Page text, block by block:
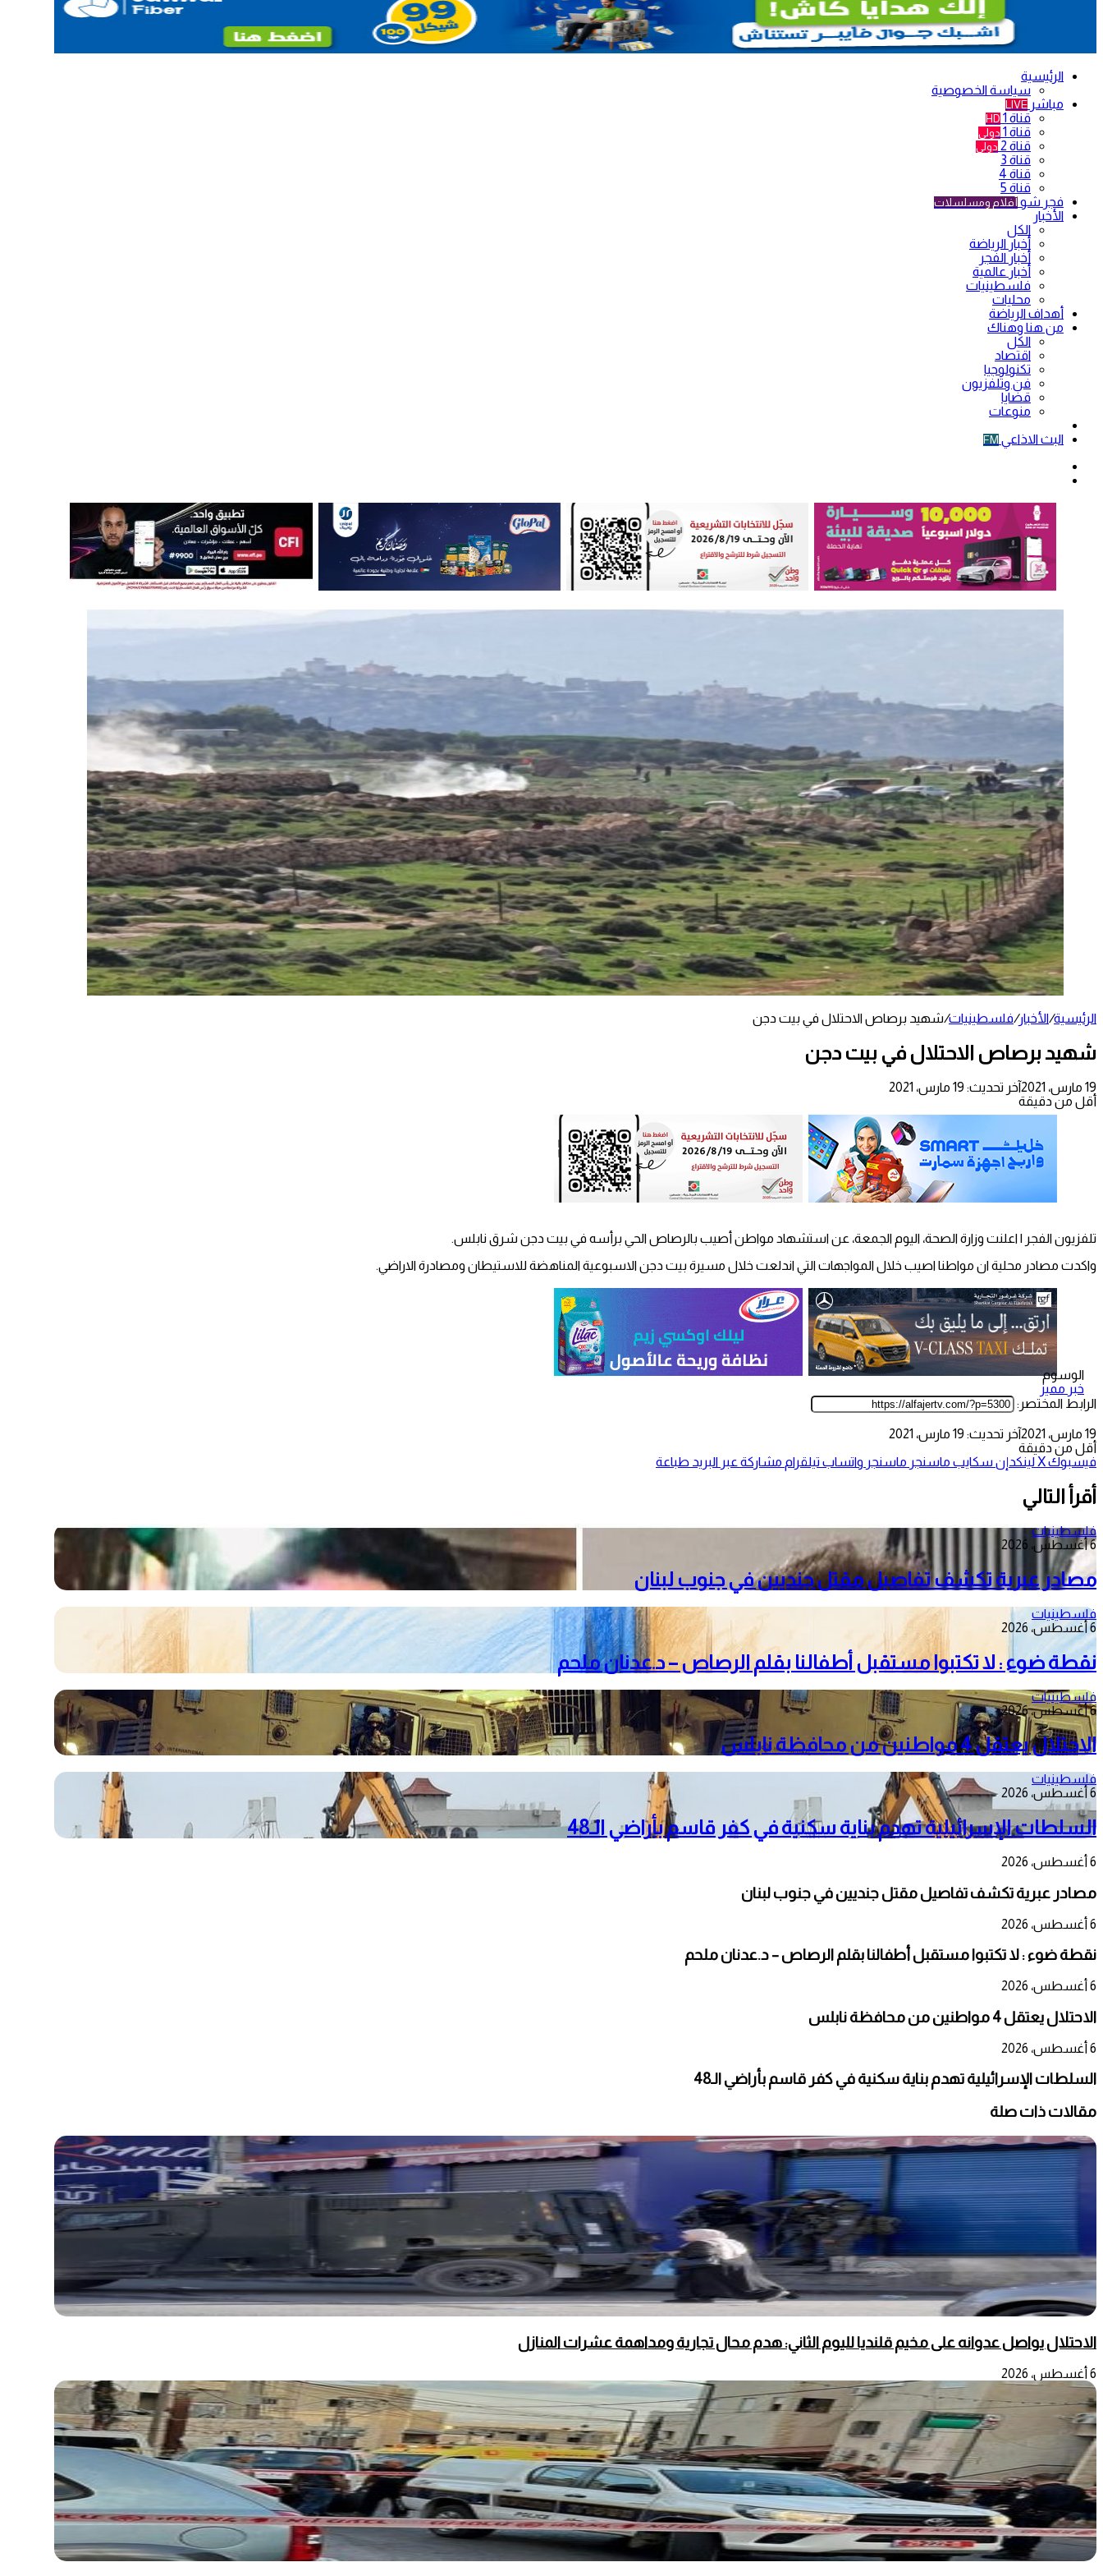
الرئيسية
سياسة الخصوصية
مباشر LIVE
قناة 1 HD
قناة 1 دولي
قناة 2 دولي
قناة 3
قناة 4
قناة 5
فجر شو أفلام ومسلسلات
الأخبار
الكل
أخبار الرياضة
أخبار الفجر
أخبار عالمية
فلسطينيات
محليات
أهداف الرياضة
من هنا وهناك
الكل
اقتصاد
تكنولوجيا
فن وتلفزيون
قضايا
منوعات
البث الاذاعي FM
الرئيسية/الأخبار/فلسطينيات/شهيد برصاص الاحتلال في بيت دجن
شهيد برصاص الاحتلال في بيت دجن
19 مارس، 2021
آخر تحديث: 19 مارس، 2021
أقل من دقيقة
تلفزيون الفجر | اعلنت وزارة الصحة، اليوم الجمعة، عن استشهاد مواطن أصيب بالرصاص الحي برأسه في بيت دجن شرق نابلس.
واكدت مصادر محلية ان مواطنا اصيب خلال المواجهات التي اندلعت خلال مسيرة بيت دجن الاسبوعية المناهضة للاستيطان ومصادرة الاراضي.
الوسوم
خبر مميز
الرابط المختصر:
19 مارس، 2021
آخر تحديث: 19 مارس، 2021
أقل من دقيقة
فيسبوك‫Xلينكدإن سكايب ماسنجر ماسنجر واتساب تيلقرام مشاركة عبر البريد طباعة
أقرأ التالي
فلسطينيات
6 أغسطس، 2026
مصادر عبرية تكشف تفاصيل مقتل جنديين في جنوب لبنان
فلسطينيات
6 أغسطس، 2026
نقطة ضوء : لا تكتبوا مستقبل أطفالنا بقلم الرصاص – د.عدنان ملحم
فلسطينيات
6 أغسطس، 2026
الاحتلال يعتقل 4 مواطنين من محافظة نابلس
فلسطينيات
6 أغسطس، 2026
السلطات الإسرائيلية تهدم بناية سكنية في كفر قاسم بأراضي الـ48
6 أغسطس، 2026
مصادر عبرية تكشف تفاصيل مقتل جنديين في جنوب لبنان
6 أغسطس، 2026
نقطة ضوء : لا تكتبوا مستقبل أطفالنا بقلم الرصاص – د.عدنان ملحم
6 أغسطس، 2026
الاحتلال يعتقل 4 مواطنين من محافظة نابلس
6 أغسطس، 2026
السلطات الإسرائيلية تهدم بناية سكنية في كفر قاسم بأراضي الـ48
مقالات ذات صلة
الاحتلال يواصل عدوانه على مخيم قلنديا لليوم الثاني: هدم محال تجارية ومداهمة عشرات المنازل
6 أغسطس، 2026